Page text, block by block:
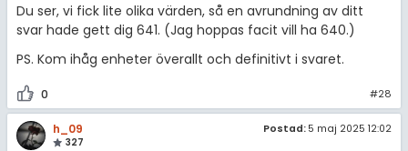
Du ser, vi fick lite olika värden, så en avrundning av ditt
svar hade gett dig 641. (Jag hoppas facit vill ha 640.)
PS. Kom ihåg enheter överallt och definitivt i svaret.
0 #28
h_09
327
Postad: 5 maj 2025 12:02